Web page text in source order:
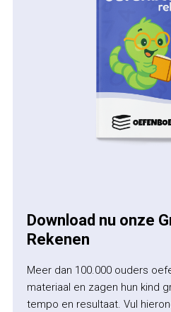
Download nu onze
Rekenen
Meer dan 100.000 ouders
materiaal en zagen hun kind
tempo en resultaat. Vul